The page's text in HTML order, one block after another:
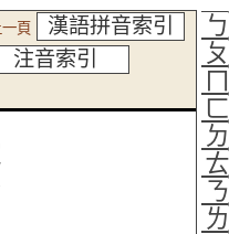
頁
漢語拼音索引
注音索引